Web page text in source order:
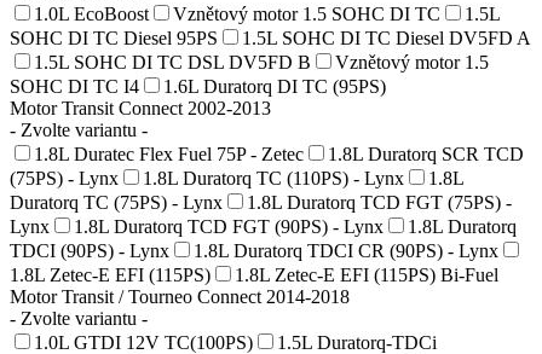
1.0L EcoBoost
Vznětový motor 1.5 SOHC DI TC
1.5L
SOHC DI TC Diesel 95PS
1.5L SOHC DI TC Diesel DV5FD A
1.5L SOHC DI TC DSL DV5FD B
Vznětový motor 1.5
SOHC DI TC I4
1.6L Duratorq DI TC (95PS)
Motor Transit Connect 2002-2013
- Zvolte variantu -
1.8L Duratec Flex Fuel 75P - Zetec
1.8L Duratorq SCR TCD
(75PS) - Lynx
1.8L Duratorq TC (110PS) - Lynx
1.8L
Duratorq TC (75PS) - Lynx
1.8L Duratorq TCD FGT (75PS) -
Lynx
1.8L Duratorq TCD FGT (90PS) - Lynx
1.8L Duratorq
TDCI (90PS) - Lynx
1.8L Duratorq TDCI CR (90PS) - Lynx
1.8L Zetec-E EFI (115PS)
1.8L Zetec-E EFI (115PS) Bi-Fuel
Motor Transit / Tourneo Connect 2014-2018
- Zvolte variantu -
1.0L GTDI 12V TC(100PS)
1.5L Duratorq-TDCi